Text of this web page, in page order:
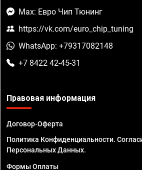
Max: Евро Чип Тюнинг
https://vk.com/euro_chip_tuning
WhatsApp: +79317082148
+7 8422 42-45-31
Правовая информация
Договор-Оферта
Политика Конфиденциальности.
Персональных Данных.
Формы Оплаты